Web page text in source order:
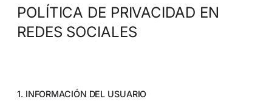
POLÍTICA DE PRIVACIDAD EN
REDES SOCIALES
1. INFORMACIÓN DEL USUARIO